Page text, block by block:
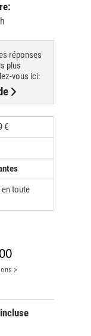
réponses
plus
vous ici:
€
toute
>